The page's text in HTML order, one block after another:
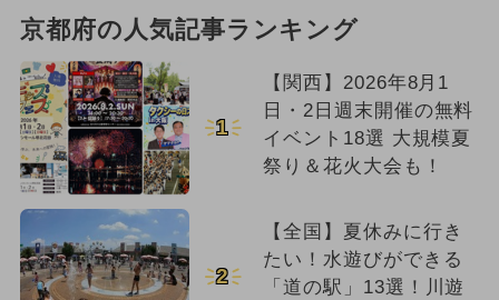
京都府の人気記事ランキング
1
【関西】2026年8月1
日・2日週末開催の無料
イベント18選 大規模夏
祭り＆花火大会も！
2
【全国】夏休みに行き
たい！水遊びができる
「道の駅」13選！川遊